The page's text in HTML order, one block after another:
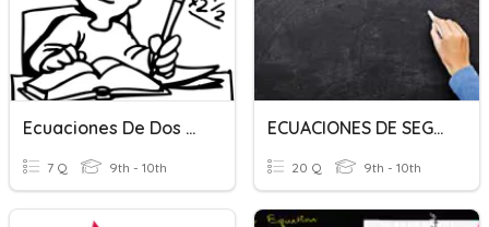
Ecuaciones De Dos Pasos
7 Q 9th - 10th
ECUACIONES DE SEGUNDO GRADO
20 Q 9th - 10th